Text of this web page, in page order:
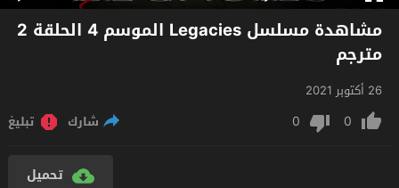
مشاهدة مسلسل Legacies الموسم 4 الحلقة 2
مترجم
26 أكتوبر 2021
0
0 شارك تبليغ
تحميل